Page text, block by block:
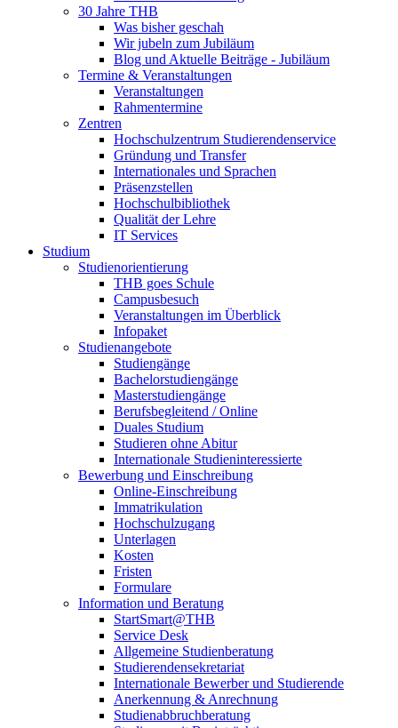
30 Jahre THB
Was bisher geschah
Wir jubeln zum Jubiläum
Blog und Aktuelle Beiträge - Jubiläum
Termine & Veranstaltungen
Veranstaltungen
Rahmentermine
Zentren
Hochschulzentrum Studierendenservice
Gründung und Transfer
Internationales und Sprachen
Präsenzstellen
Hochschulbibliothek
Qualität der Lehre
IT Services
Studium
Studienorientierung
THB goes Schule
Campusbesuch
Veranstaltungen im Überblick
Infopaket
Studienangebote
Studiengänge
Bachelorstudiengänge
Masterstudiengänge
Berufsbegleitend / Online
Duales Studium
Studieren ohne Abitur
Internationale Studieninteressierte
Bewerbung und Einschreibung
Online-Einschreibung
Immatrikulation
Hochschulzugang
Unterlagen
Kosten
Fristen
Formulare
Information und Beratung
StartSmart@THB
Service Desk
Allgemeine Studienberatung
Studierendensekretariat
Internationale Bewerber und Studierende
Anerkennung & Anrechnung
Studienabbruchberatung